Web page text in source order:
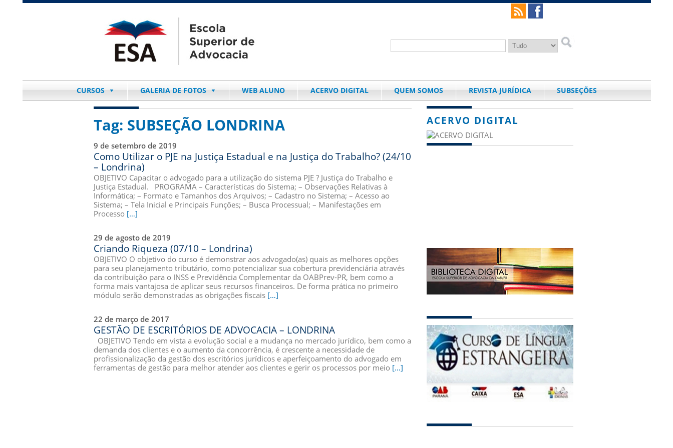
CURSOS GALERIA DE FOTOS WEB ALUNO ACERVO DIGITAL QUEM SOMOS REVISTA JURÍDICA SUBSEÇÕES
Tag: SUBSEÇÃO LONDRINA
9 de setembro de 2019
Como Utilizar o PJE na Justiça Estadual e na Justiça do Trabalho? (24/10
– Londrina)
OBJETIVO Capacitar o advogado para a utilização do sistema PJE ? Justiça do Trabalho e
Justiça Estadual. PROGRAMA – Características do Sistema; – Observações Relativas à
Informática; – Formato e Tamanhos dos Arquivos; – Cadastro no Sistema; – Acesso ao
Sistema; – Tela Inicial e Principais Funções; – Busca Processual; – Manifestações em
Processo […]
29 de agosto de 2019
Criando Riqueza (07/10 – Londrina)
OBJETIVO O objetivo do curso é demonstrar aos advogado(as) quais as melhores opções
para seu planejamento tributário, como potencializar sua cobertura previdenciária através
da contribuição para o INSS e Previdência Complementar da OABPrev-PR, bem como a
forma mais vantajosa de aplicar seus recursos financeiros. De forma prática no primeiro
módulo serão demonstradas as obrigações fiscais […]
22 de março de 2017
GESTÃO DE ESCRITÓRIOS DE ADVOCACIA – LONDRINA
OBJETIVO Tendo em vista a evolução social e a mudança no mercado jurídico, bem como a
demanda dos clientes e o aumento da concorrência, é crescente a necessidade de
profissionalização da gestão dos escritórios jurídicos e aperfeiçoamento do advogado em
ferramentas de gestão para melhor atender aos clientes e gerir os processos por meio […]
ACERVO DIGITAL